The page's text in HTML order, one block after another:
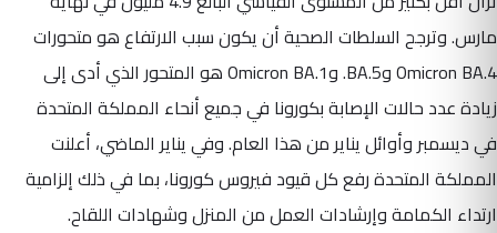
مارس. وترجح السلطات الصحية أن يكون سبب الارتفاع هو متحورات
Omicron BA.4 وBA.5. وOmicron BA.1 هو المتحور الذي أدى إلى
زيادة عدد حالات الإصابة بكورونا في جميع أنحاء المملكة المتحدة
في ديسمبر وأوائل يناير من هذا العام. وفي يناير الماضي، أعلنت
المملكة المتحدة رفع كل قيود فيروس كورونا، بما في ذلك إلزامية
ارتداء الكمامة وإرشادات العمل من المنزل وشهادات اللقاح.